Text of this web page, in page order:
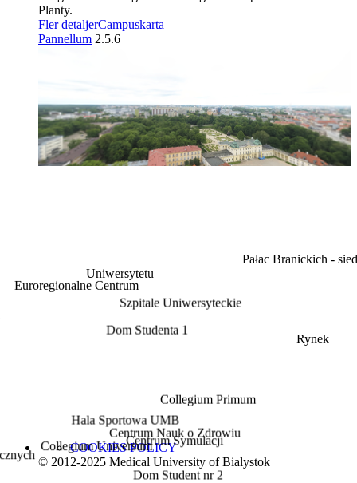
Planty.
Fler detaljerCampuskarta
Pannellum 2.5.6
Pałac Branickich -
Uniwersytetu
Centrum
Szpitale Uniwersyteckie
Dom Studenta 1
Rynek
Collegium Primum
Collegium Universum
Hala Sportowa UMB
Centrum Nauk o Zdrowiu
Centrum Symulacji
Dom Student nr 2
COOKIES POLICY
© 2012-2025 Medical University of Bialystok